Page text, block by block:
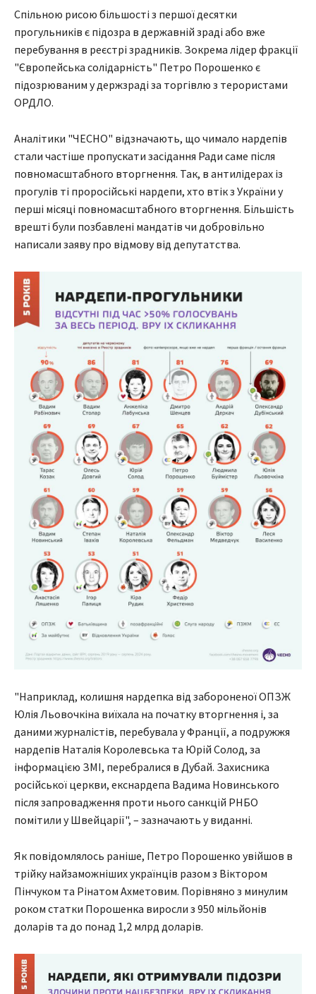
Спільною рисою більшості з першої десятки
прогульників є підозра в державній зраді або вже
перебування в реєстрі зрадників. Зокрема лідер фракції
"Європейська солідарність" Петро Порошенко є
підозрюваним у держзраді за торгівлю з терористами
ОРДЛО.
Аналітики "ЧЕСНО" відзначають, що чимало нардепів
стали частіше пропускати засідання Ради саме після
повномасштабного вторгнення. Так, в антилідерах із
прогулів ті проросійські нардепи, хто втік з України у
перші місяці повномасштабного вторгнення. Більшість
врешті були позбавлені мандатів чи добровільно
написали заяву про відмову від депутатства.
"Наприклад, колишня нардепка від забороненої ОПЗЖ
Юлія Льовочкіна виїхала на початку вторгнення і, за
даними журналістів, перебувала у Франції, а подружжя
нардепів Наталія Королевська та Юрій Солод, за
інформацією ЗМІ, перебралися в Дубай. Захисника
російської церкви, екснардепа Вадима Новинського
після запровадження проти нього санкцій РНБО
помітили у Швейцарії", – зазначають у виданні.
Як повідомлялось раніше, Петро Порошенко увійшов в
трійку найзаможніших українців разом з Віктором
Пінчуком та Рінатом Ахметовим. Порівняно з минулим
роком статки Порошенка виросли з 950 мільйонів
доларів та до понад 1,2 млрд доларів.